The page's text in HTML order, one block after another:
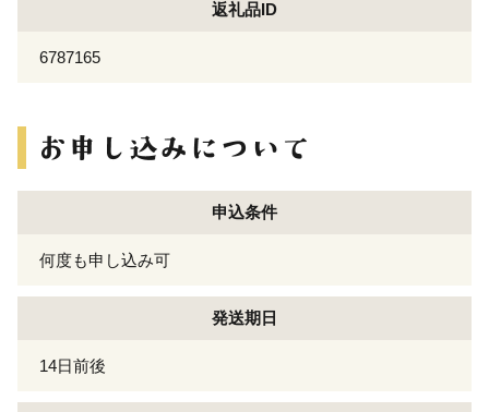
返礼品ID
6787165
申込条件
何度も申し込み可
発送期日
14日前後